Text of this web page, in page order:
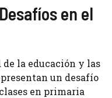
en el
de la educación y las
un desafío
en primaria